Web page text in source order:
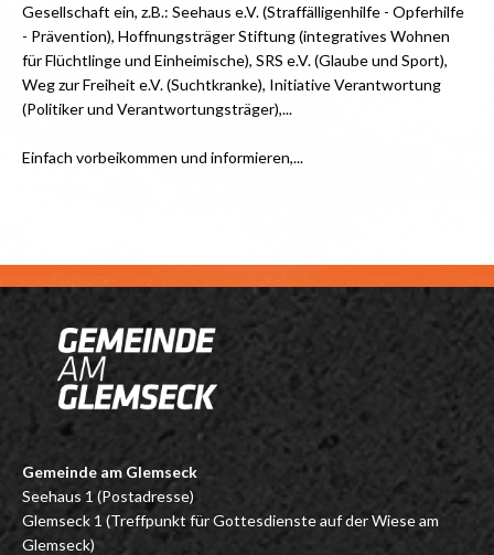
Gesellschaft ein, z.B.: Seehaus e.V. (Straffälligenhilfe - Opferhilfe
- Prävention), Hoffnungsträger Stiftung (integratives Wohnen
für Flüchtlinge und Einheimische), SRS e.V. (Glaube und Sport),
Weg zur Freiheit e.V. (Suchtkranke), Initiative Verantwortung
(Politiker und Verantwortungsträger),...
Einfach vorbeikommen und informieren,...
Gemeinde am Glemseck
Seehaus 1 (Postadresse)
Glemseck 1 (Treffpunkt für Gottesdienste auf der Wiese am
Glemseck)